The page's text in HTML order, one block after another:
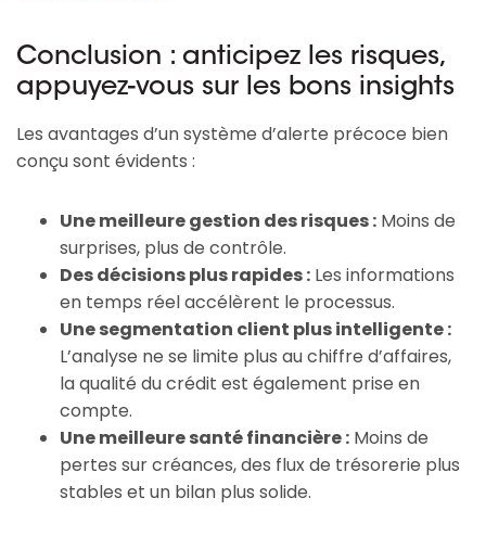
Conclusion : anticipez les risques,
appuyez-vous sur les bons insights
Les avantages d’un système d’alerte précoce bien
conçu sont évidents :
Une meilleure gestion des risques : Moins de
surprises, plus de contrôle.
Des décisions plus rapides : Les informations
en temps réel accélèrent le processus.
Une segmentation client plus intelligente :
L’analyse ne se limite plus au chiffre d’affaires,
la qualité du crédit est également prise en
compte.
Une meilleure santé financière : Moins de
pertes sur créances, des flux de trésorerie plus
stables et un bilan plus solide.